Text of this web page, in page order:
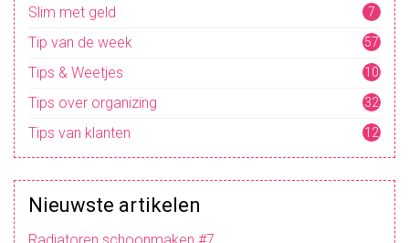
Slim met geld 7
Tip van de week 57
Tips & Weetjes
10
4
Tips over organizing 32
Tips van klanten 12
Nieuwste artikelen